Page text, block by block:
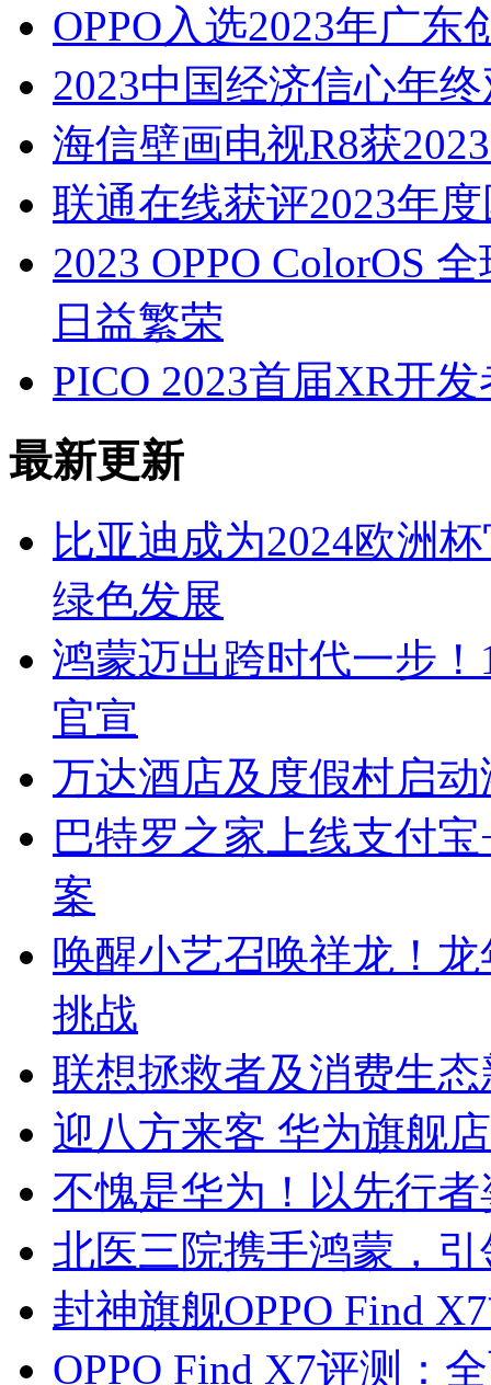
OPPO入选2023年广东
2023中国经济信心年
海信壁画电视R8获
联通在线获评2023年
2023 OPPO ColorOS
日益繁荣
PICO 2023首届XR开
最新更新
比亚迪成为2024欧洲
绿色发展
鸿蒙迈出跨时代一步
官宣
万达酒店及度假村启
巴特罗之家上线支付
案
唤醒小艺召唤祥龙！
挑战
联想拯救者及消费生
迎八方来客 华为旗舰
不愧是华为！以先行
北医三院携手鸿蒙，
封神旗舰OPPO Find
OPPO Find X7评测：